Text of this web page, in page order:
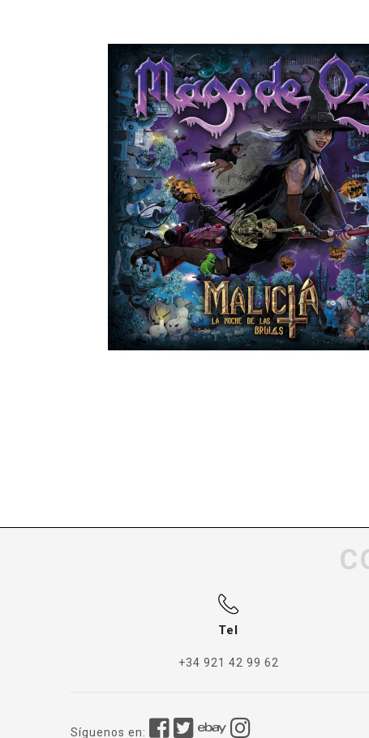
Tel
+34 921 42 99 62
Síguenos en: